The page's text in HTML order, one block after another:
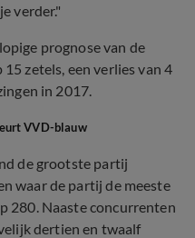
verder."
prognose van de
zetels, een verlies van 4
in 2017.
VVD-blauw
de grootste partij
waar de partij de meeste
280. Naaste concurrenten
dertien en twaalf